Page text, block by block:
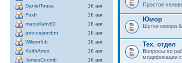
DanielTousa
16 авг
Foxfr
16 авг
marcellahv60
16 авг
petr-osipovbm
16 авг
Wilsonfub
16 авг
KeithArrex
16 авг
JamesCoomb
16 авг
Простое
Юмор
Шутки юмора &
Тех. отдел
Вопросы по
модификации